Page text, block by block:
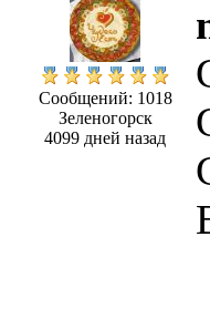
Сообщений: 1018
Зеленогорск
4099 дней назад